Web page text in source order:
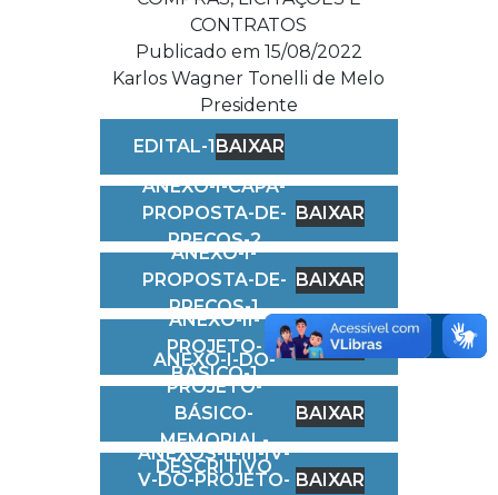
CONTRATOS
Publicado em 15/08/2022
Karlos Wagner Tonelli de Melo
Presidente
EDITAL-1BAIXAR
ANEXO-I-CAPA-
PROPOSTA-DE-
PREÇOS-2
BAIXAR
ANEXO-I-
PROPOSTA-DE-
PREÇOS-1
BAIXAR
ANEXO-II-
PROJETO-
BÁSICO-1
BAIXAR
ANEXO-I-DO-
PROJETO-
BÁSICO-
MEMORIAL-
DESCRITIVO
BAIXAR
ANEXOS-II-III-IV-
V-DO-PROJETO- BAIXAR